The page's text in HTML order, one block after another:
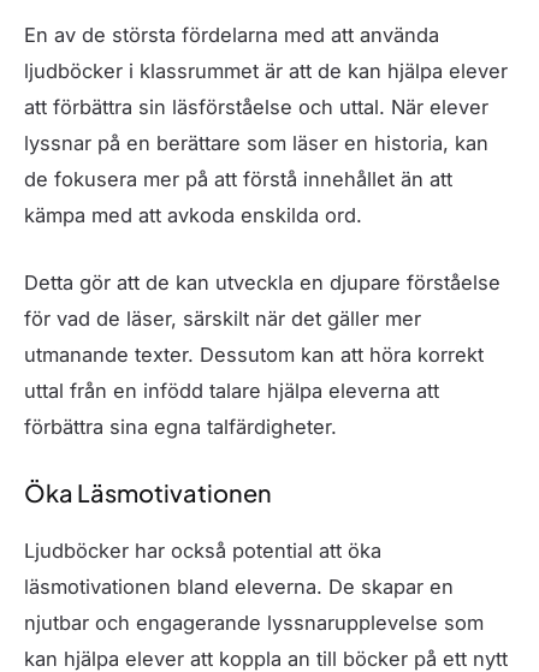
En av de största fördelarna med att använda
ljudböcker i klassrummet är att de kan hjälpa elever
att förbättra sin läsförståelse och uttal. När elever
lyssnar på en berättare som läser en historia, kan
de fokusera mer på att förstå innehållet än att
kämpa med att avkoda enskilda ord.
Detta gör att de kan utveckla en djupare förståelse
för vad de läser, särskilt när det gäller mer
utmanande texter. Dessutom kan att höra korrekt
uttal från en infödd talare hjälpa eleverna att
förbättra sina egna talfärdigheter.
Öka Läsmotivationen
Ljudböcker har också potential att öka
läsmotivationen bland eleverna. De skapar en
njutbar och engagerande lyssnarupplevelse som
kan hjälpa elever att koppla an till böcker på ett nytt